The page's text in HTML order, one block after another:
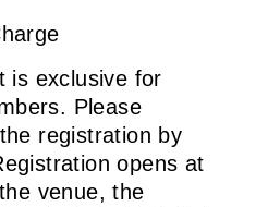
is exclusive for
Please
registration by
opens at
venue, the